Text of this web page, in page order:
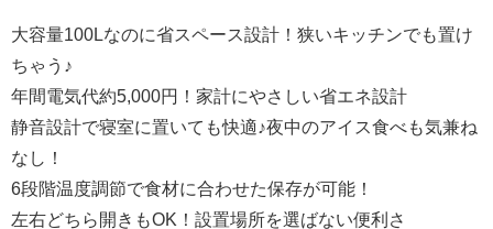
大容量100Lなのに省スペース設計！狭いキッチンでも置け
ちゃう♪
年間電気代約5,000円！家計にやさしい省エネ設計
静音設計で寝室に置いても快適♪夜中のアイス食べも気兼ね
なし！
6段階温度調節で食材に合わせた保存が可能！
左右どちら開きもOK！設置場所を選ばない便利さ